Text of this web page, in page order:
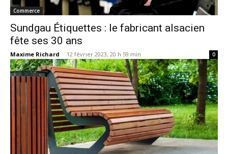
Commerce
Sundgau Étiquettes : le fabricant alsacien
fête ses 30 ans
Maxime Richard - 12 février 2023, 20 h 59 min 0